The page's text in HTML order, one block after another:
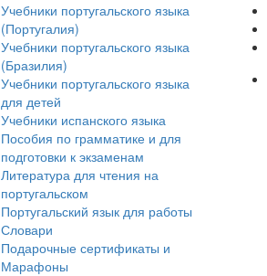
Учебники португальского языка
(Португалия)
Учебники португальского языка
(Бразилия)
Учебники португальского языка
для детей
Учебники испанского языка
Пособия по грамматике и для
подготовки к экзаменам
Литература для чтения на
португальском
Португальский язык для работы
Словари
Подарочные сертификаты и
Марафоны